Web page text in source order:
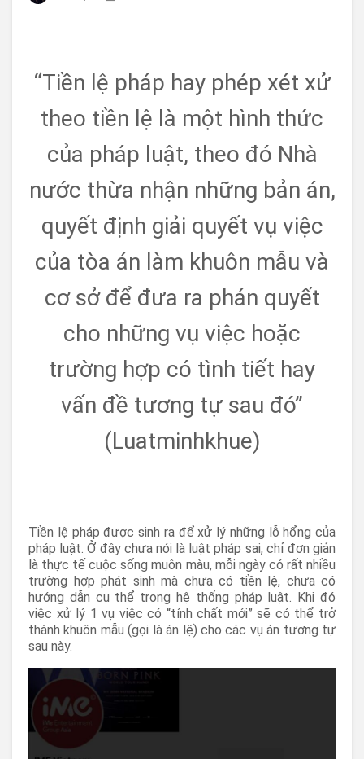
“Tiền lệ pháp hay phép xét xử
theo tiền lệ là một hình thức
của pháp luật, theo đó Nhà
nước thừa nhận những bản án,
quyết định giải quyết vụ việc
của tòa án làm khuôn mẫu và
cơ sở để đưa ra phán quyết
cho những vụ việc hoặc
trường hợp có tình tiết hay
vấn đề tương tự sau đó”
(Luatminhkhue)
Tiền lệ pháp được sinh ra để xử lý những lỗ hổng của
pháp luật. Ở đây chưa nói là luật pháp sai, chỉ đơn giản
là thực tế cuộc sống muôn màu, mỗi ngày có rất nhiều
trường hợp phát sinh mà chưa có tiền lệ, chưa có
hướng dẫn cụ thể trong hệ thống pháp luật. Khi đó
việc xử lý 1 vụ việc có “tính chất mới” sẽ có thể trở
thành khuôn mẫu (gọi là án lệ) cho các vụ án tương tự
sau này.